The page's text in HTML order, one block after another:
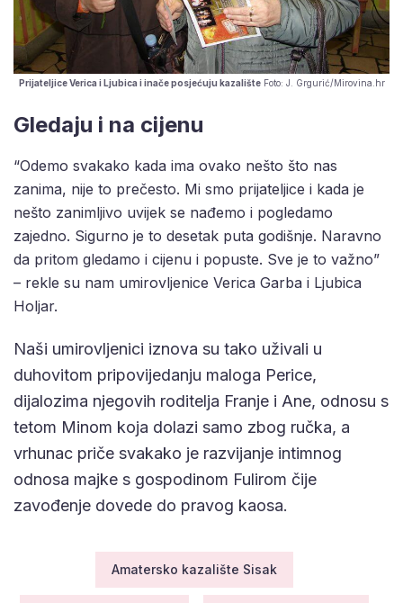
Prijateljice Verica i Ljubica i inače posjećuju kazališteFoto: J. Grgurić/Mirovina.hr
Gledaju i na cijenu
“Odemo svakako kada ima ovako nešto što nas
zanima, nije to prečesto. Mi smo prijateljice i kada je
nešto zanimljivo uvijek se nađemo i pogledamo
zajedno. Sigurno je to desetak puta godišnje. Naravno
da pritom gledamo i cijenu i popuste. Sve je to važno”
– rekle su nam umirovljenice Verica Garba i Ljubica
Holjar.
Naši umirovljenici iznova su tako uživali u
duhovitom pripovijedanju maloga Perice,
dijalozima njegovih roditelja Franje i Ane, odnosu s
tetom Minom koja dolazi samo zbog ručka, a
vrhunac priče svakako je razvijanje intimnog
odnosa majke s gospodinom Fulirom čije
zavođenje dovede do pravog kaosa.
Amatersko kazalište Sisak